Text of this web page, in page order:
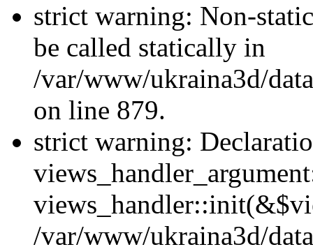
strict warning: Non-
be called statically in
/var/www/ukraina3d/
on line 879.
strict warning:
/var/www/ukraina3d/